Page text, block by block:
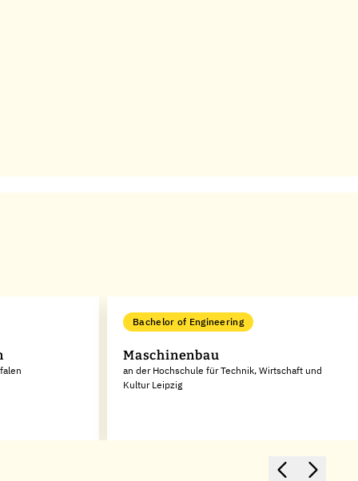
Bachelor of Engineering
Maschinenbau
an der Hochschule für Technik, Wirtschaft und
Kultur Leipzig